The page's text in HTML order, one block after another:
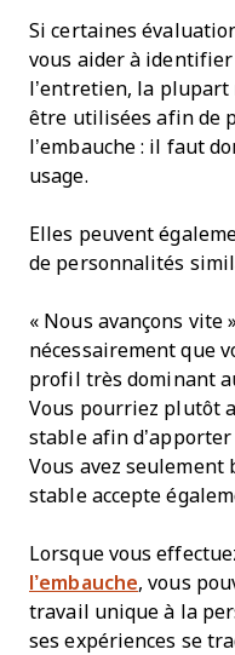
Si certaines
vous aider à identifier
l’entretien, la
être utilisées afin de
l’embauche : il faut
usage.
Elles peuvent
de personnalités
« Nous avançons vite
nécessairement que
profil très dominant
Vous pourriez plutôt
stable afin
Vous avez seulement
stable accepte
Lorsque vous
l’embauche, vous
travail unique à la
ses expériences se